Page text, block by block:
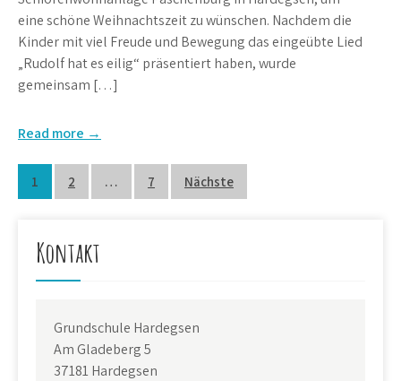
eine schöne Weihnachtszeit zu wünschen. Nachdem die
Kinder mit viel Freude und Bewegung das eingeübte Lied
„Rudolf hat es eilig“ präsentiert haben, wurde
gemeinsam […]
Read more →
Seitennummerierung
Beiträge
1 2 … 7 Nächste
Kontakt
Grundschule Hardegsen
Am Gladeberg 5
37181 Hardegsen